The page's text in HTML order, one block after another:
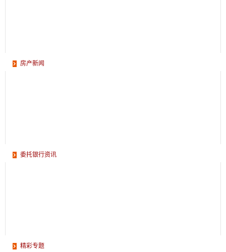
新沂管理部 ： 88995956
房产新闻
委托银行资讯
精彩专题